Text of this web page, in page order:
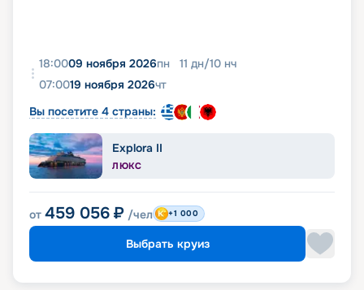
18:0009 ноября 2026пн 11 дн/10 нч
07:0019 ноября 2026чт
Вы посетите 4 страны:
Explora II
ЛЮКС
от 459 056 ₽ /чел +1 000
Выбрать круиз